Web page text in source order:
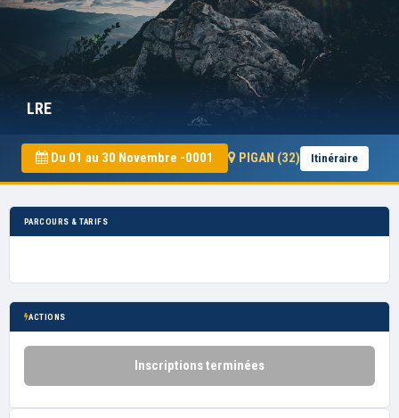
LRE
Du 01 au 30 Novembre -0001 PIGAN (32) Itinéraire
PARCOURS & TARIFS
ACTIONS
Inscriptions terminées